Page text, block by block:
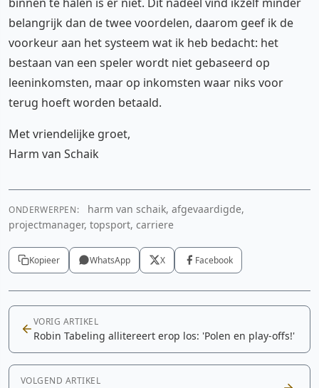
belangrijk dan de twee voordelen, daarom geef ik de
voorkeur aan het systeem wat ik heb bedacht: het
bestaan van een speler wordt niet gebaseerd op
leeninkomsten, maar op inkomsten waar niks voor
terug hoeft worden betaald.
Met vriendelijke groet,
Harm van Schaik
ONDERWERPEN:
harm van schaik, afgevaardigde,
projectmanager, topsport, carriere
Kopieer WhatsApp X Facebook
VORIG ARTIKEL
Robin Tabeling allitereert erop los: 'Polen en play-offs!'
VOLGEND ARTIKEL